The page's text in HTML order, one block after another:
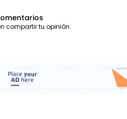
compartir tu opinión.